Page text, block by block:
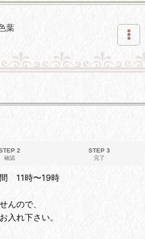
葉
2
確認
STEP 3
完了
間 11時〜19時
んので、
入れ下さい。